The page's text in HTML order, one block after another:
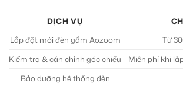
DỊCH VỤ
Lắp đặt mới đèn gầm Aozoom
Từ
Kiểm tra & căn chỉnh góc chiếu
Miễn phí khi
Bảo dưỡng hệ thống đèn